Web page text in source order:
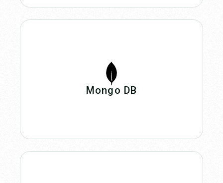
Mongo DB